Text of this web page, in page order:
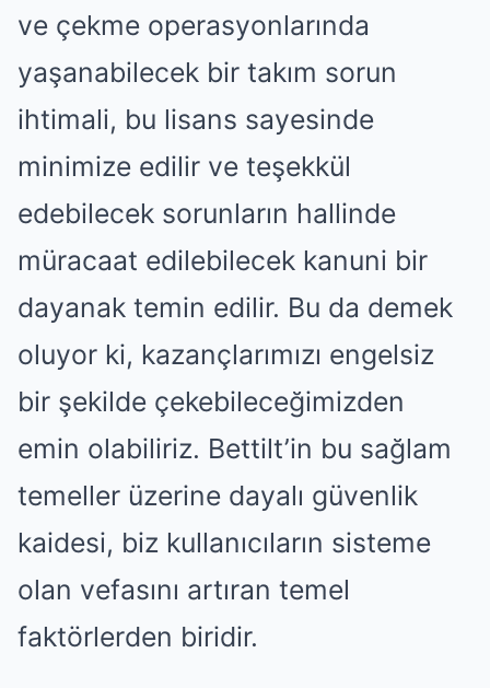
ve çekme operasyonlarında
yaşanabilecek bir takım sorun
ihtimali, bu lisans sayesinde
minimize edilir ve teşekkül
edebilecek sorunların hallinde
müracaat edilebilecek kanuni bir
dayanak temin edilir. Bu da demek
oluyor ki, kazançlarımızı engelsiz
bir şekilde çekebileceğimizden
emin olabiliriz. Bettilt’in bu sağlam
temeller üzerine dayalı güvenlik
kaidesi, biz kullanıcıların sisteme
olan vefasını artıran temel
faktörlerden biridir.